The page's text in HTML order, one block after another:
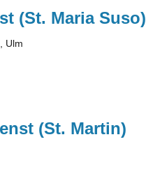
(St. Maria Suso)
Ulm
(St. Martin)